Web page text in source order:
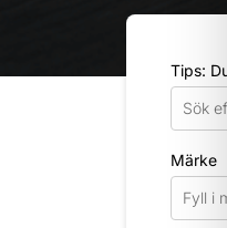
Tips:
Märke
Fyll i